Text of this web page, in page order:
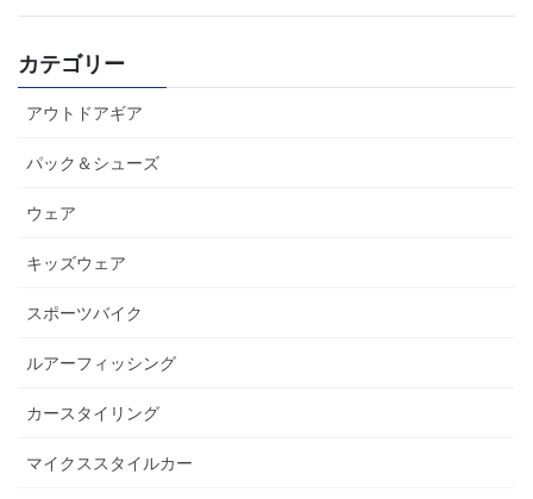
カテゴリー
アウトドアギア
パック＆シューズ
ウェア
キッズウェア
スポーツバイク
ルアーフィッシング
カースタイリング
マイクススタイルカー